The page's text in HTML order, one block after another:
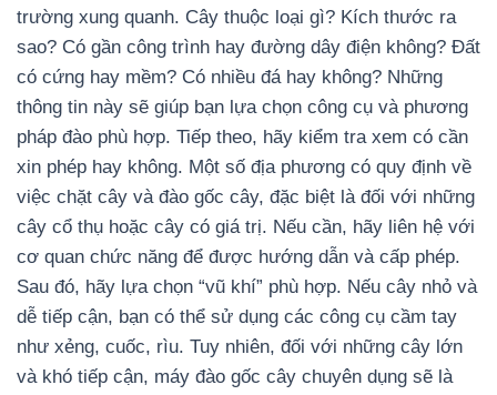
trường xung quanh. Cây thuộc loại gì? Kích thước ra
sao? Có gần công trình hay đường dây điện không? Đất
có cứng hay mềm? Có nhiều đá hay không? Những
thông tin này sẽ giúp bạn lựa chọn công cụ và phương
pháp đào phù hợp. Tiếp theo, hãy kiểm tra xem có cần
xin phép hay không. Một số địa phương có quy định về
việc chặt cây và đào gốc cây, đặc biệt là đối với những
cây cổ thụ hoặc cây có giá trị. Nếu cần, hãy liên hệ với
cơ quan chức năng để được hướng dẫn và cấp phép.
Sau đó, hãy lựa chọn “vũ khí” phù hợp. Nếu cây nhỏ và
dễ tiếp cận, bạn có thể sử dụng các công cụ cầm tay
như xẻng, cuốc, rìu. Tuy nhiên, đối với những cây lớn
và khó tiếp cận, máy đào gốc cây chuyên dụng sẽ là